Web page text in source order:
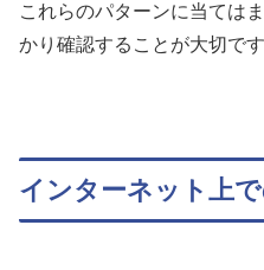
これらのパターンに当ては
かり確認することが大切です
インターネット上